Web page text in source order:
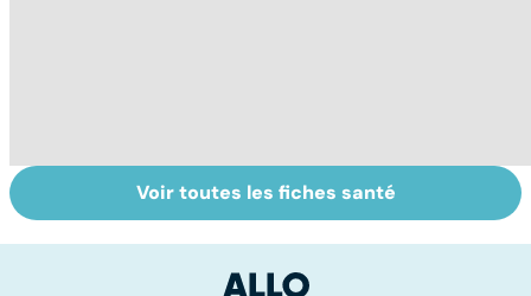
Le magnésium,
un oligo-élément
Intestin irritable :
le régime
solution ?
Voir toutes les fiches santé